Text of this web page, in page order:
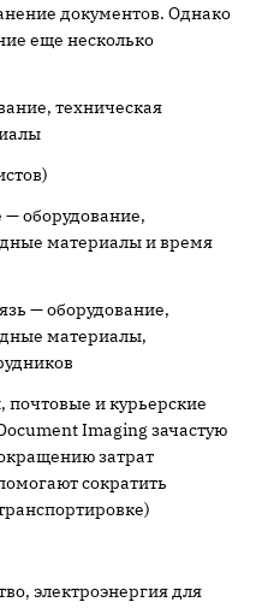
документов. Однако
еще несколько
техническая
оборудование,
материалы и время
— оборудование,
материалы,
почтовые и курьерские
Imaging зачастую
затрат
сократить
электроэнергия для